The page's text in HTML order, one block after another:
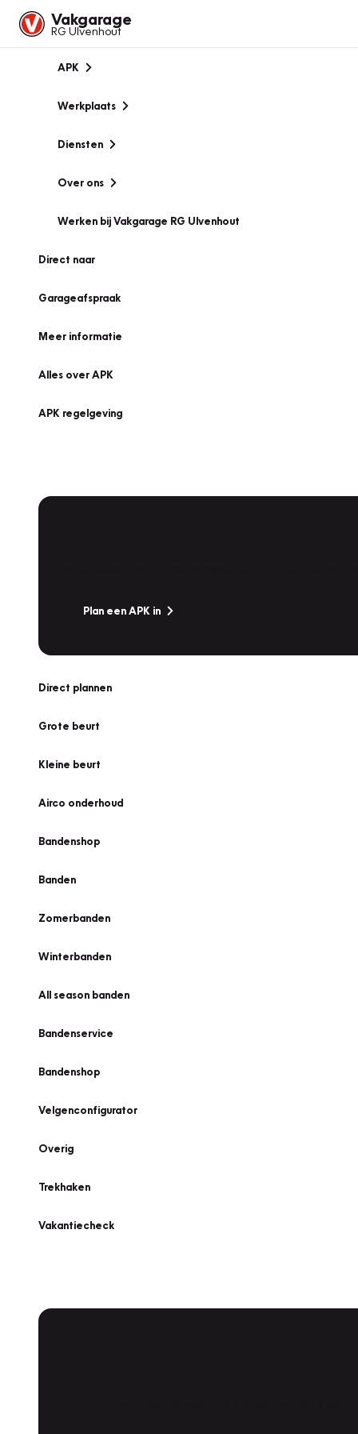
Vakgarage
RG Ulvenhout
APK
Werkplaats
Diensten
Over ons
Werken bij Vakgarage RG Ulvenhout
Direct naar
Garageafspraak
Meer informatie
Alles over APK
APK regelgeving
Plan een APK in
Direct plannen
Grote beurt
Kleine beurt
Airco onderhoud
Bandenshop
Banden
Zomerbanden
Winterbanden
All season banden
Bandenservice
Bandenshop
Velgenconfigurator
Overig
Trekhaken
Vakantiecheck